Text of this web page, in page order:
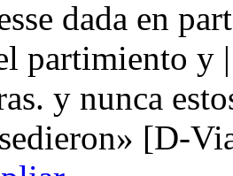
dada en
partimiento y
y nunca
[D-